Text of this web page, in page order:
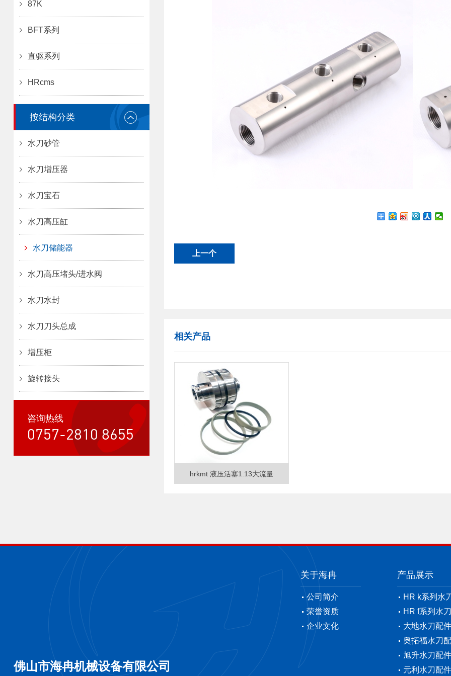
87K
BFT系列
直驱系列
HRcms
按结构分类
水刀砂管
水刀增压器
水刀宝石
水刀高压缸
水刀储能器
水刀高压堵头/进水阀
水刀水封
水刀刀头总成
增压柜
旋转接头
咨询热线
0757-2810 8655
上一个
相关产品
hrkmt 液压活塞1.13大流量
佛山市海冉机械设备有限公司
关于海冉
公司简介
荣誉资质
企业文化
产品展示
HR k系列水
HR f系列水
大地水刀配件
奥拓福水刀
旭升水刀配件
元利水刀配件